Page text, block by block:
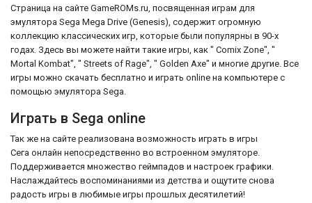
Страница на сайте GameROMs.ru, посвященная играм для
эмулятора Sega Mega Drive (Genesis), содержит огромную
коллекцию классических игр, которые были популярны в 90-х
годах. Здесь вы можете найти такие игры, как " Comix Zone", "
Mortal Kombat", " Streets of Rage", " Golden Axe" и многие другие. Все
игры можно скачать бесплатно и играть online на компьютере с
помощью эмулятора Sega.
Играть в Sega online
Так же на сайте реализована возможность играть в игры
Сега онлайн непосредственно во встроенном эмуляторе.
Поддерживается множество геймпадов и настроек графики.
Наслаждайтесь воспоминаниями из детства и ощутите снова
радость игры в любимые игры прошлых десятилетий!